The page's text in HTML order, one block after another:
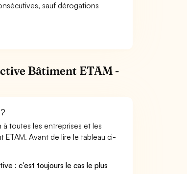
sauf dérogations
Bâtiment ETAM -
toutes les entreprises et les
Avant de lire le tableau ci-
: c'est toujours le cas le plus